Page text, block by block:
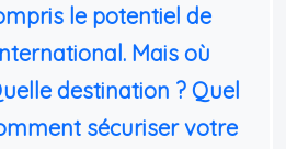
le potentiel de
Mais où
destination ? Quel
sécuriser votre